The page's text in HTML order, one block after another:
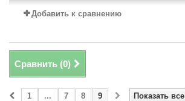
Добавить к сравнению
Сравнить (0)
Показать все
1 ... 7 8 9